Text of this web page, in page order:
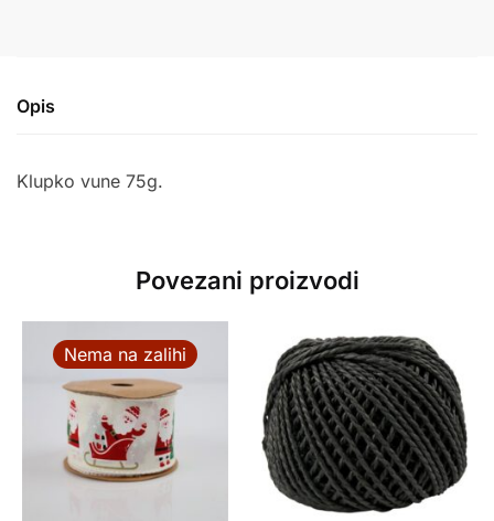
Opis
Klupko vune 75g.
Povezani proizvodi
Nema na zalihi